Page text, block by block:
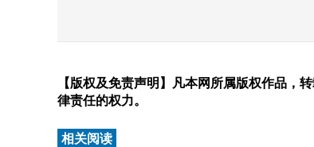
【版权及免责声明】凡本网所属版权作品，
律责任的权力。
相关阅读